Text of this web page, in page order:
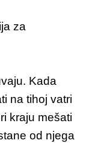
za
Kada
na tihoj vatri
kraju mešati
od njega